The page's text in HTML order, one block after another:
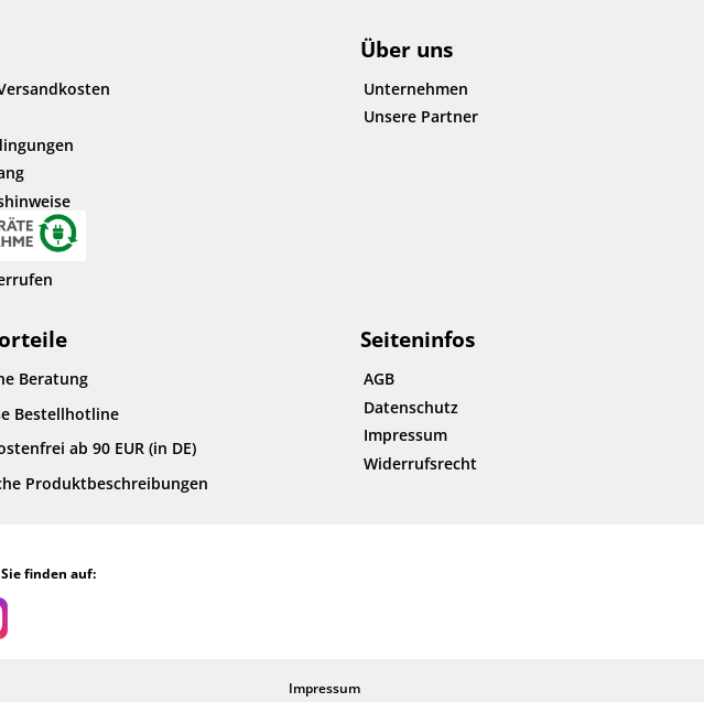
Über uns
Unternehmen
Unsere Partner
Beratung
Bestellhotline
ab 90 EUR (in DE)
Produktbeschreibungen
Seiteninfos
AGB
Datenschutz
Impressum
Widerrufsrecht
finden auf:
Impressum